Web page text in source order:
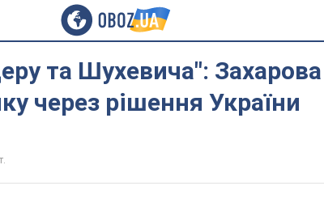
та Шухевича": Захарова
через рішення України